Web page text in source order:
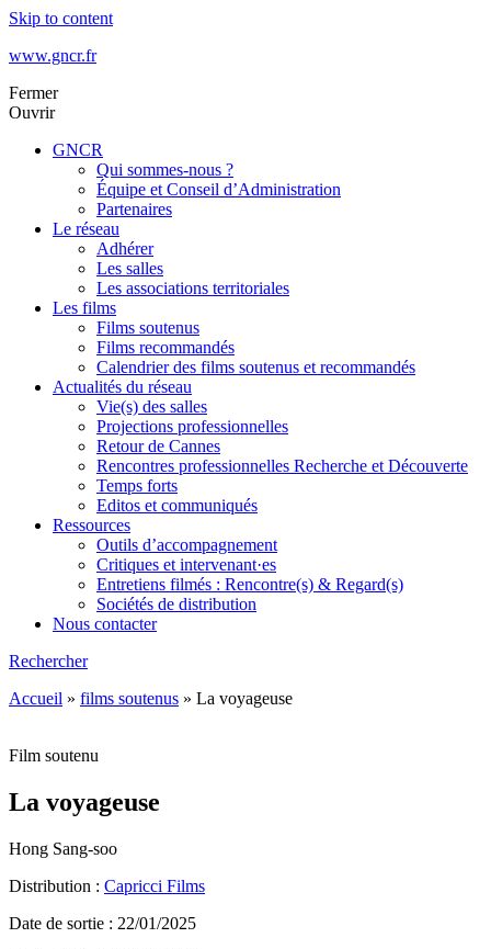
Skip to content
www.gncr.fr
Fermer
Ouvrir
GNCR
Qui sommes-nous ?
Équipe et Conseil d’Administration
Partenaires
Le réseau
Adhérer
Les salles
Les associations territoriales
Les films
Films soutenus
Films recommandés
Calendrier des films soutenus et recommandés
Actualités du réseau
Vie(s) des salles
Projections professionnelles
Retour de Cannes
Rencontres professionnelles Recherche et Découverte
Temps forts
Editos et communiqués
Ressources
Outils d’accompagnement
Critiques et intervenant·es
Entretiens filmés : Rencontre(s) & Regard(s)
Sociétés de distribution
Nous contacter
Rechercher
Accueil » films soutenus » La voyageuse
Film soutenu
La voyageuse
Hong Sang-soo
Distribution : Capricci Films
Date de sortie : 22/01/2025